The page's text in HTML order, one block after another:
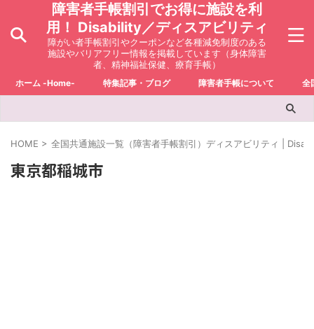
障害者手帳割引でお得に施設を利
用！ Disability／ディスアビリティ
障がい者手帳割引やクーポンなど各種減免制度のある
施設やバリアフリー情報を掲載しています（身体障害
者、精神福祉保健、療育手帳）
ホーム -Home- 特集記事・ブログ 障害者手帳について 全
HOME > 全国共通施設一覧（障害者手帳割引）ディスアビリティ |
東京都稲城市